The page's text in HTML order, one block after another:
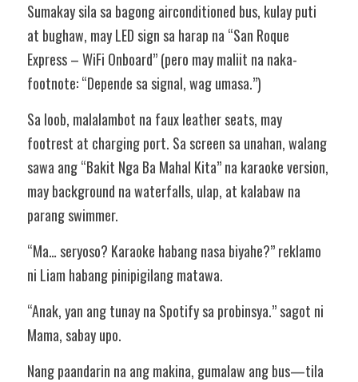
Sumakay sila sa bagong airconditioned bus, kulay puti
at bughaw, may LED sign sa harap na “San Roque
Express – WiFi Onboard” (pero may maliit na naka-
footnote: “Depende sa signal, wag umasa.”)
Sa loob, malalambot na faux leather seats, may
footrest at charging port. Sa screen sa unahan, walang
sawa ang “Bakit Nga Ba Mahal Kita” na karaoke version,
may background na waterfalls, ulap, at kalabaw na
parang swimmer.
“Ma… seryoso? Karaoke habang nasa biyahe?” reklamo
ni Liam habang pinipigilang matawa.
“Anak, yan ang tunay na Spotify sa probinsya.” sagot ni
Mama, sabay upo.
Nang paandarin na ang makina, gumalaw ang bus—tila